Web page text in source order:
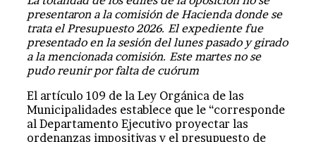
presentaron a la comisión de Hacienda donde se
trata el Presupuesto 2026. El expediente fue
presentado en la sesión del lunes pasado y girado
a la mencionada comisión. Este martes no se
pudo reunir por falta de cuórum
El artículo 109 de la Ley Orgánica de las
Municipalidades establece que le “corresponde
al Departamento Ejecutivo proyectar las
ordenanzas impositivas y el presupuesto de